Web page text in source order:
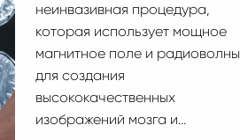
неинвазивная процедура,
которая использует мощное
магнитное поле и радиоволны
для создания
высококачественных
изображений мозга и…